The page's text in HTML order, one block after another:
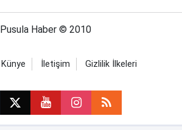
Pusula Haber © 2010
Künye İletişim Gizlilik İlkeleri